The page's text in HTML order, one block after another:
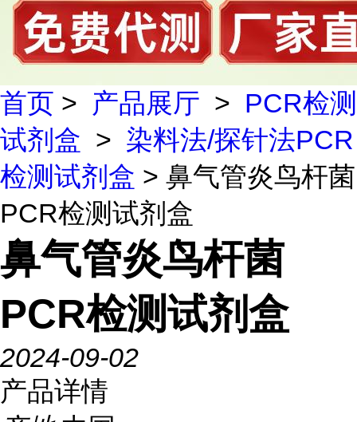
首页 > 产品展厅 > PCR检测
试剂盒 > 染料法/探针法PCR
检测试剂盒 > 鼻气管炎鸟杆菌
PCR检测试剂盒
鼻气管炎鸟杆菌
PCR检测试剂盒
2024-09-02
产品详情